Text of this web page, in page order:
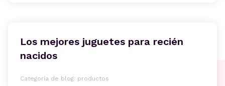
Los mejores juguetes para recién
nacidos
Categoría de blog: productos